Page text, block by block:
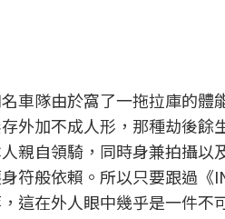
車隊由於窩了一拖拉庫的體
外加不成人形，那種劫後餘
親自領騎，同時身兼拍攝以
符般依賴。所以只要跟過《
這在外人眼中幾乎是一件不